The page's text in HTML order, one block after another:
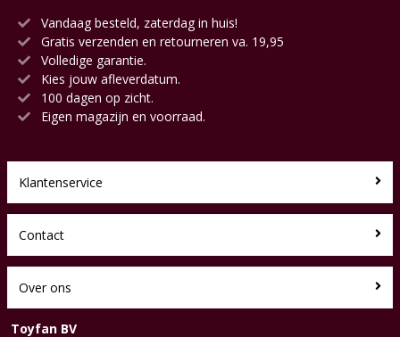
Vandaag besteld, zaterdag in huis!
Gratis verzenden en retourneren va. 19,95
Volledige garantie.
Kies jouw afleverdatum.
100 dagen op zicht.
Eigen magazijn en voorraad.
Klantenservice
Contact
Over ons
Toyfan BV